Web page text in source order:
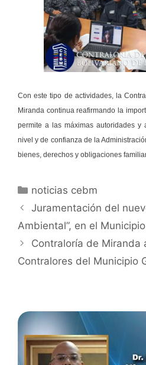
Con este tipo de actividades, la
Miranda continua reafirmando la
permite a las máximas autoridades
nivel y de confianza de la
bienes, derechos y obligaciones
noticias cebm
Juramentación del
Ambiental”, en el
Contraloría de Miranda
Contralores del Municipio